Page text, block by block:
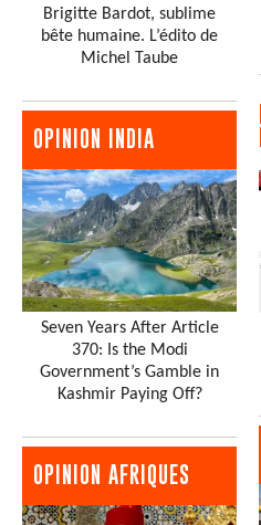
Brigitte Bardot, sublime
bête humaine. L’édito de
Michel Taube
OPINION INDIA
Seven Years After Article
370: Is the Modi
Government’s Gamble in
Kashmir Paying Off?
OPINION AFRIQUES